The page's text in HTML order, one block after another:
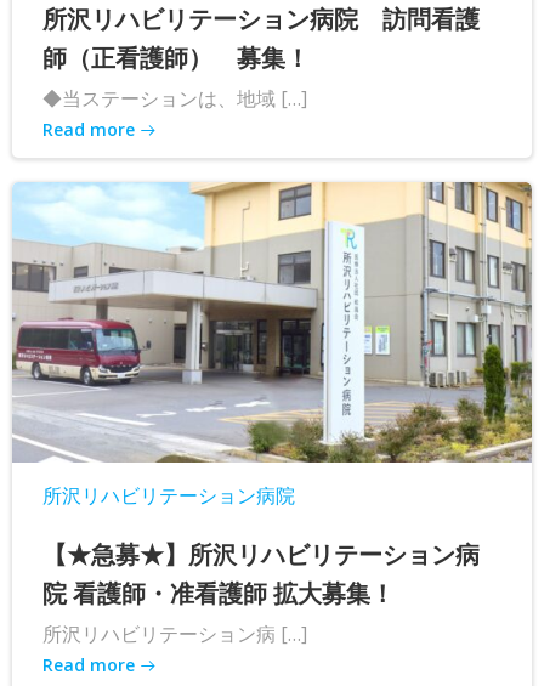
所沢リハビリテーション病院 訪問看護
師（正看護師） 募集！
◆当ステーションは、地域 […]
Read more
所沢リハビリテーション病院
【★急募★】所沢リハビリテーション病
院 看護師・准看護師 拡大募集！
所沢リハビリテーション病 […]
Read more